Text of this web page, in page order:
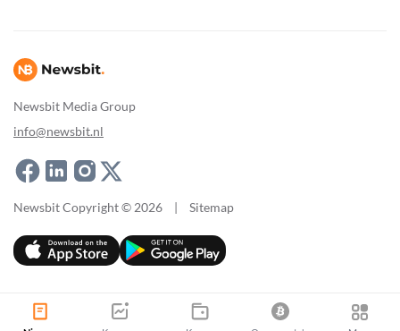
Newsbit Media Group
info@newsbit.nl
Newsbit Copyright © 2026 | Sitemap